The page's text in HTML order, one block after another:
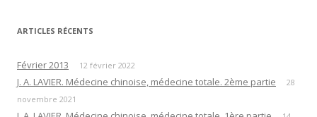
ARTICLES RÉCENTS
Février 2013 12 février 2022
J. A. LAVIER. Médecine chinoise, médecine totale. 2ème partie
28
novembre 2021